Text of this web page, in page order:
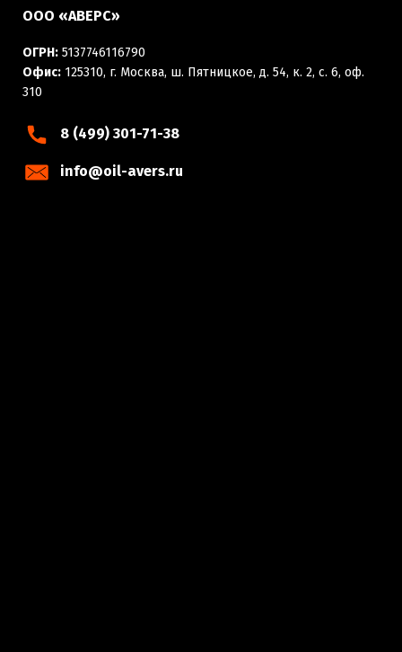
ООО «АВЕРС»
ОГРН: 5137746116790
Офис: 125310, г. Москва, ш. Пятницкое, д. 54, к. 2, с. 6, оф.
310
8 (499) 301-71-38
info@oil-avers.ru